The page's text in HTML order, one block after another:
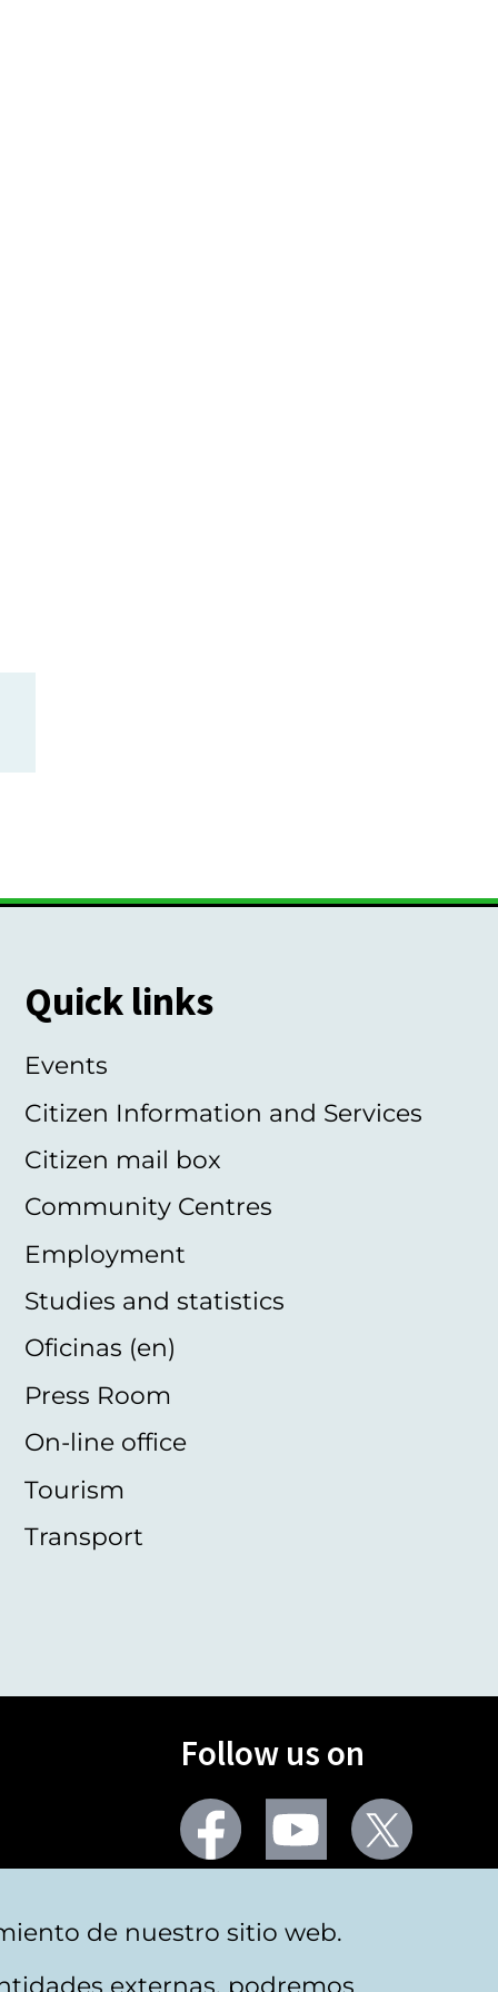
Quick links
Events
Citizen Information and Services
Citizen mail box
Community Centres
Employment
Studies and statistics
Oficinas (en)
Press Room
On-line office
Tourism
Transport
Follow us on
Facebook Youtube
de nuestro sitio web.
externas, podremos